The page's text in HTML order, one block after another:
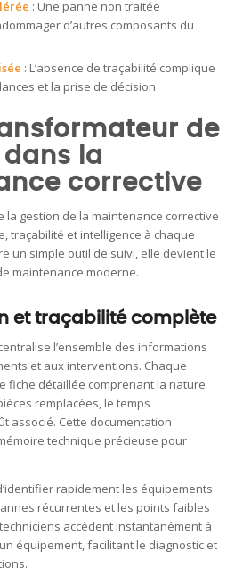
: Une panne non traitée
d’autres composants du
: L’absence de traçabilité complique
et la prise de décision
de
dans la
corrective
la gestion de la maintenance corrective
traçabilité et intelligence à chaque
un simple outil de suivi, elle devient le
maintenance moderne.
et traçabilité complète
l’ensemble des informations
et aux interventions. Chaque
fiche détaillée comprenant la nature
remplacées, le temps
associé. Cette documentation
technique précieuse pour
rapidement les équipements
récurrentes et les points faibles
accèdent instantanément à
équipement, facilitant le diagnostic et